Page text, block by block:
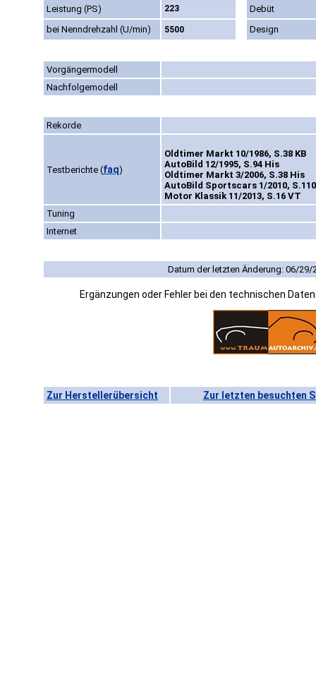
Leistung (PS)
223
Debüt
bei Nenndrehzahl (U/min)
5500 Design
Vorgängermodell
Nachfolgemodell
Rekorde
Testberichte (faq)
Oldtimer Markt 10/1986, S.38 KB
AutoBild 12/1995, S.94 His
Oldtimer Markt 3/2006, S.38 His
AutoBild Sportscars 1/2010,
Motor Klassik 11/2013, S.16 VT
Tuning
Internet
Datum der letzten Änderung: 06/29/
Ergänzungen oder Fehler bei den technischen
Zur Herstellerübersicht Zur letzten besuchten